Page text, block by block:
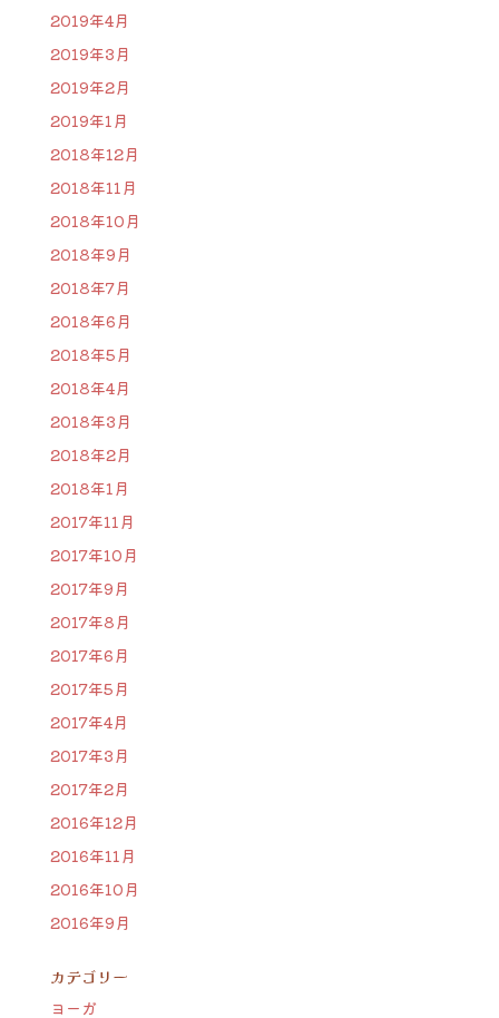
2019年4月
2019年3月
2019年2月
2019年1月
2018年12月
2018年11月
2018年10月
2018年9月
2018年7月
2018年6月
2018年5月
2018年4月
2018年3月
2018年2月
2018年1月
2017年11月
2017年10月
2017年9月
2017年8月
2017年6月
2017年5月
2017年4月
2017年3月
2017年2月
2016年12月
2016年11月
2016年10月
2016年9月
カテゴリー
ヨーガ